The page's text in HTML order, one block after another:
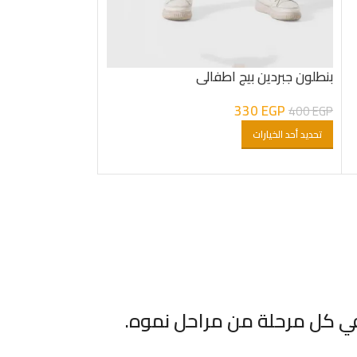
بنطلون جبردين بيج اطفالى
400EGP
330EGP
تحديد أحد الخيارات
كل مرحلة من مراحل نموه.